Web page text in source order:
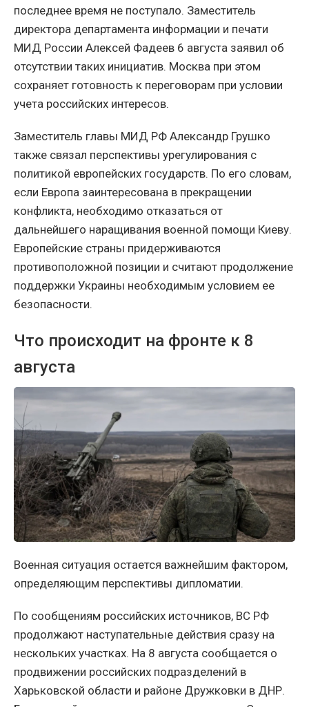
последнее время не поступало. Заместитель
директора департамента информации и печати
МИД России Алексей Фадеев 6 августа заявил об
отсутствии таких инициатив. Москва при этом
сохраняет готовность к переговорам при условии
учета российских интересов.
Заместитель главы МИД РФ Александр Грушко
также связал перспективы урегулирования с
политикой европейских государств. По его словам,
если Европа заинтересована в прекращении
конфликта, необходимо отказаться от
дальнейшего наращивания военной помощи Киеву.
Европейские страны придерживаются
противоположной позиции и считают продолжение
поддержки Украины необходимым условием ее
безопасности.
Что происходит на фронте к 8
августа
Военная ситуация остается важнейшим фактором,
определяющим перспективы дипломатии.
По сообщениям российских источников, ВС РФ
продолжают наступательные действия сразу на
нескольких участках. На 8 августа сообщается о
продвижении российских подразделений в
Харьковской области и районе Дружковки в ДНР.